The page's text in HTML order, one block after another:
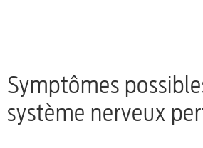
Symptômes
système nerveux